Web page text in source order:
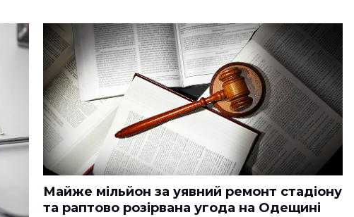
Майже мільйон за уявний ремонт стадіону
та раптово розірвана угода на Одещині